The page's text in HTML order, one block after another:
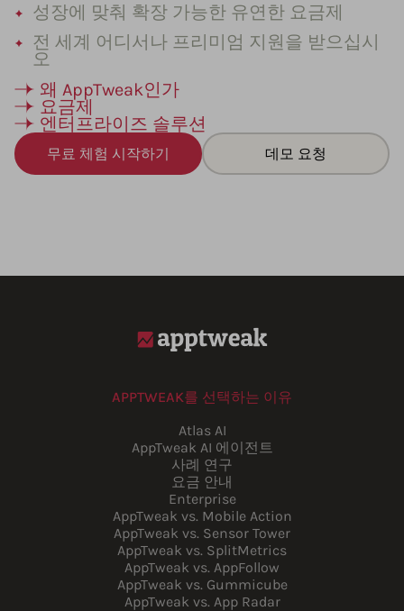
성장에 맞춰 확장 가능한 유연한 요금제
전 세계 어디서나 프리미엄 지원을 받으십시
오
왜 AppTweak인가
요금제
엔터프라이즈 솔루션
무료 체험 시작하기 데모 요청
APPTWEAK를 선택하는 이유
Atlas AI
AppTweak AI 에이전트
사례 연구
요금 안내
Enterprise
AppTweak vs. Mobile Action
AppTweak vs. Sensor Tower
AppTweak vs. SplitMetrics
AppTweak vs. AppFollow
AppTweak vs. Gummicube
AppTweak vs. App Radar